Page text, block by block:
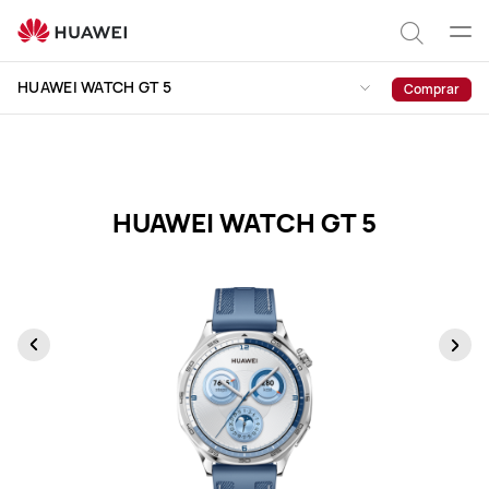
Especificações
do
HUAWEI
WATCH
GT
Abrir
HUAWEI WATCH GT 5 Comprar
HUAWEI WATCH GT 5